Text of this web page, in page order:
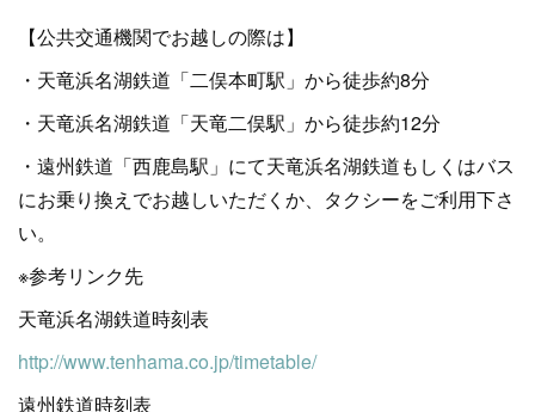
【公共交通機関でお越しの際は】
・天竜浜名湖鉄道「二俣本町駅」から徒歩約8分
・天竜浜名湖鉄道「天竜二俣駅」から徒歩約12分
・遠州鉄道「西鹿島駅」にて天竜浜名湖鉄道もしくはバス
にお乗り換えでお越しいただくか、タクシーをご利用下さ
い。
※参考リンク先
天竜浜名湖鉄道時刻表
http://www.tenhama.co.jp/timetable/
遠州鉄道時刻表